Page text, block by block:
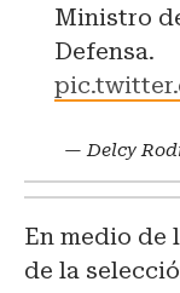
Ministro
Defensa.
— Delcy
En medio de
de la